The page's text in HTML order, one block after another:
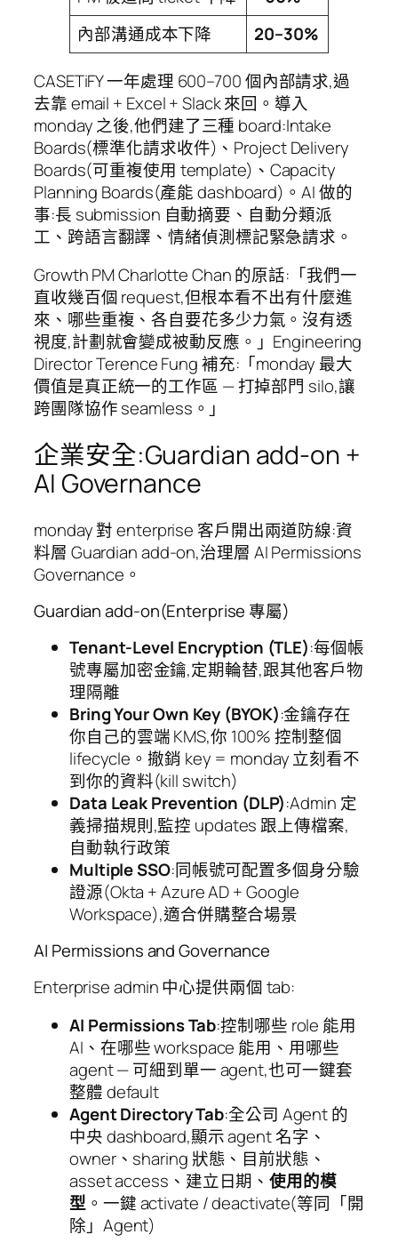
內部溝通成本下降
20–30%
CASETiFY 一年處理 600–700 個內部請求,過
去靠 email + Excel + Slack 來回。導入
monday 之後,他們建了三種 board:Intake
Boards(標準化請求收件)、Project Delivery
Boards(可重複使用 template)、Capacity
Planning Boards(產能 dashboard)。AI 做的
事:長 submission 自動摘要、自動分類派
工、跨語言翻譯、情緒偵測標記緊急請求。
Growth PM Charlotte Chan 的原話:「我們一
直收幾百個 request,但根本看不出有什麼進
來、哪些重複、各自要花多少力氣。沒有透
視度,計劃就會變成被動反應。」Engineering
Director Terence Fung 補充:「monday 最大
價值是真正統一的工作區 — 打掉部門 silo,讓
跨團隊協作 seamless。」
企業安全:Guardian add-on +
AI Governance
monday 對 enterprise 客戶開出兩道防線:資
料層 Guardian add-on,治理層 AI Permissions
Governance。
Guardian add-on(Enterprise 專屬)
Tenant-Level Encryption (TLE):每個帳
號專屬加密金鑰,定期輪替,跟其他客戶物
理隔離
Bring Your Own Key (BYOK):金鑰存在
你自己的雲端 KMS,你 100% 控制整個
lifecycle。撤銷 key = monday 立刻看不
到你的資料(kill switch)
Data Leak Prevention (DLP):Admin 定
義掃描規則,監控 updates 跟上傳檔案,
自動執行政策
Multiple SSO:同帳號可配置多個身分驗
證源(Okta + Azure AD + Google
Workspace),適合併購整合場景
AI Permissions and Governance
Enterprise admin 中心提供兩個 tab:
AI Permissions Tab:控制哪些 role 能用
AI、在哪些 workspace 能用、用哪些
agent — 可細到單一 agent,也可一鍵套
整體 default
Agent Directory Tab:全公司 Agent 的
中央 dashboard,顯示 agent 名字、
owner、sharing 狀態、目前狀態、
asset access、建立日期、使用的模
型。一鍵 activate / deactivate(等同「開
除」Agent)